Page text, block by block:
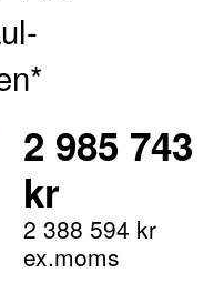
2 985 743
kr
2 388 594 kr
ex.moms